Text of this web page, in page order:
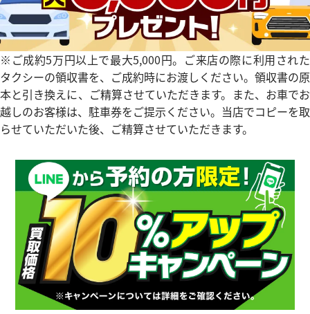
スター 2516.50
格
日時点の参考買取価格です
オメガ シーマスター 168.024
参考買取価格
120,000 円
※2024年5月27日時点の参考
※ご成約5万円以上で最大5,000円。ご来店の際に利用された
タクシーの領収書を、ご成約時にお渡しください。領収書の原
本と引き換えに、ご精算させていただきます。また、お車でお
越しのお客様は、駐車券をご提示ください。当店でコピーを取
らせていただいた後、ご精算させていただきます。